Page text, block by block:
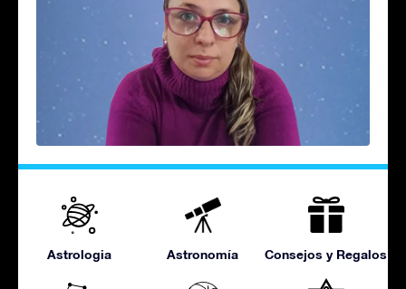
Astrologia Astronomía Consejos y Regalos